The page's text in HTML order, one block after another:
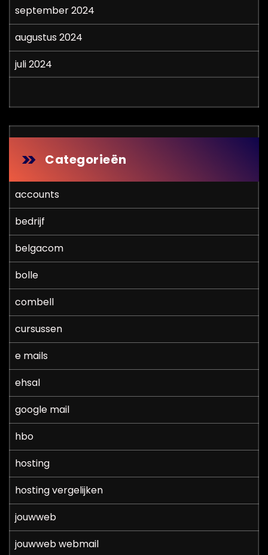
september 2024
augustus 2024
juli 2024
Categorieën
accounts
bedrijf
belgacom
bolle
combell
cursussen
e mails
ehsal
google mail
hbo
hosting
hosting vergelijken
jouwweb
jouwweb webmail